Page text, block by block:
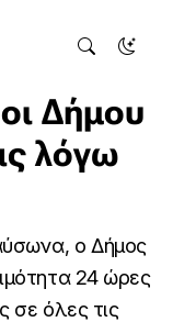
Δήμου
λόγω
ο Δήμος
24 ώρες
σε όλες τις